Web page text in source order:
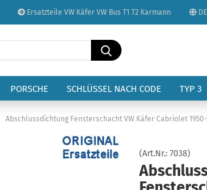
Ersatzteile VW Käfer VW Bus T1 T2 Karmann DE
Sprache auswählen
Lieferland
Passwort
Konto erstellen
Suche...
PORSCHE SCHLÜSSEL NACH CODE TYP 3
Abschlussdichtung Fensterschacht VW Käfer Cabriolet 1950-
(Art.Nr.: 7038)